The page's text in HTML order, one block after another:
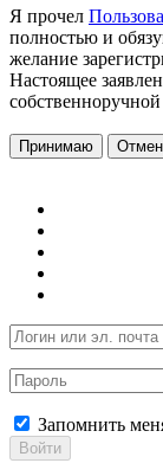
Я прочел
полностью и
желание
Настоящее
Принимаю
Запомнить
Войти